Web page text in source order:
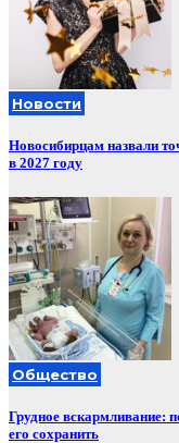
Новости
Новосибирцам назвали
в 2027 году
Общество
Грудное вскармливание:
его сохранить